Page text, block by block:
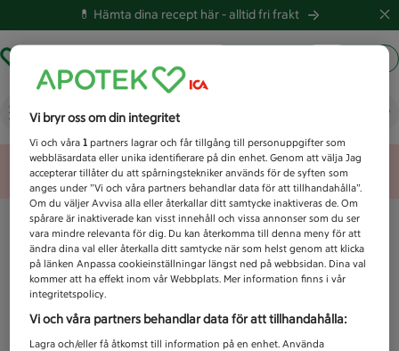
💊 Hämta dina recept här -alltid fri frakt
Vad letar du efter idag?
Unknown error
Vi bryr oss om din integritet
Vi och våra1 partners lagrar och får tillgång till personuppgifter som
webbläsardata eller unika identifierare på din enhet. Genom att välja Jag
accepterar tillåter du att spårningstekniker används för de syften som
anges under ”Vi och våra partners behandlar data för att tillhandahålla”.
Om du väljer Avvisa alla eller återkallar ditt samtycke inaktiveras de. Om
spårare är inaktiverade kan visst innehåll och vissa annonser som du ser
vara mindre relevanta för dig. Du kan återkomma till denna meny för att
ändra dina val eller återkalla ditt samtycke när som helst genom att klicka
på länken Anpassa cookieinställningar längst ned på webbsidan. Dina val
kommer att ha effekt inom vår Webbplats. Mer information finns i vår
integritetspolicy.
Vi och våra partners behandlar data för att tillhandahålla:
Lagra och/eller få åtkomst till information på en enhet. Använda